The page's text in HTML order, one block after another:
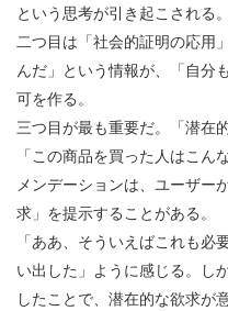
という思考が引き起こされる。
二つ目は「社会的証明の応用
んだ」という情報が、「自分
可を作る。
三つ目が最も重要だ。「潜在
「この商品を買った人はこん
メンデーションは、ユーザー
求」を提示することがある。
「ああ、そういえばこれも
い出した」ように感じる。し
したことで、潜在的な欲求が